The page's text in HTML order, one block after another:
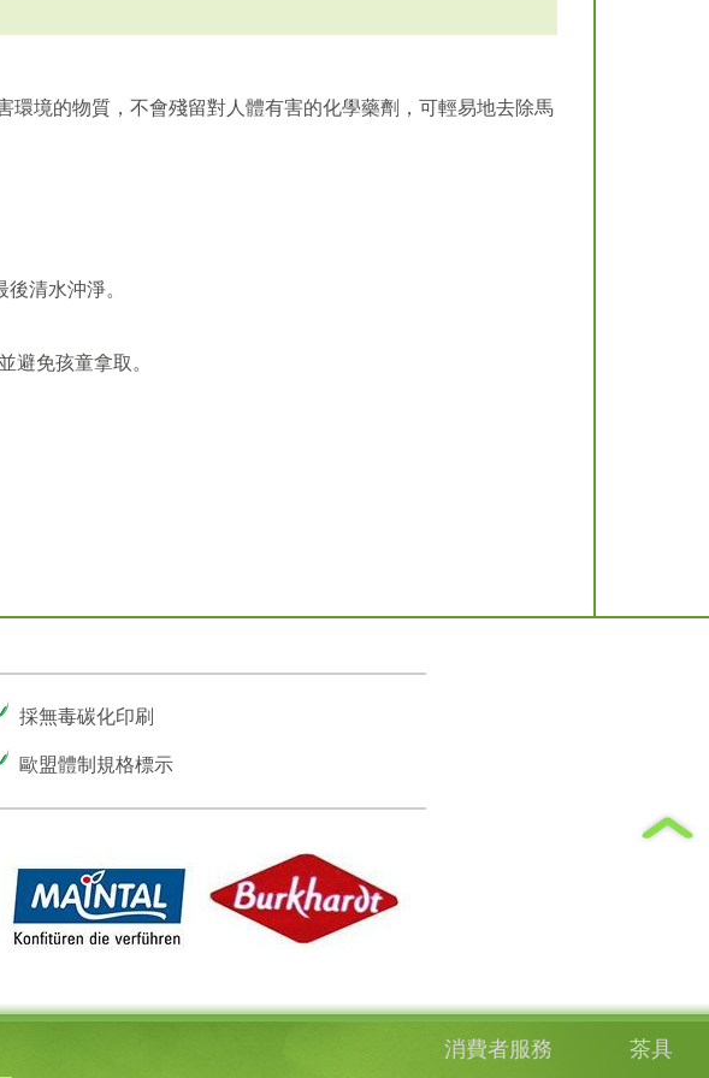
境的物質，不會殘留對人體有害的化學藥劑，可輕易地去除馬
清水沖淨。
避免孩童拿取。
採無毒碳化印刷
歐盟體制規格標示
消費者服務 茶具